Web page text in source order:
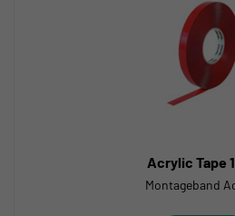
Acrylic Tape
Montageband